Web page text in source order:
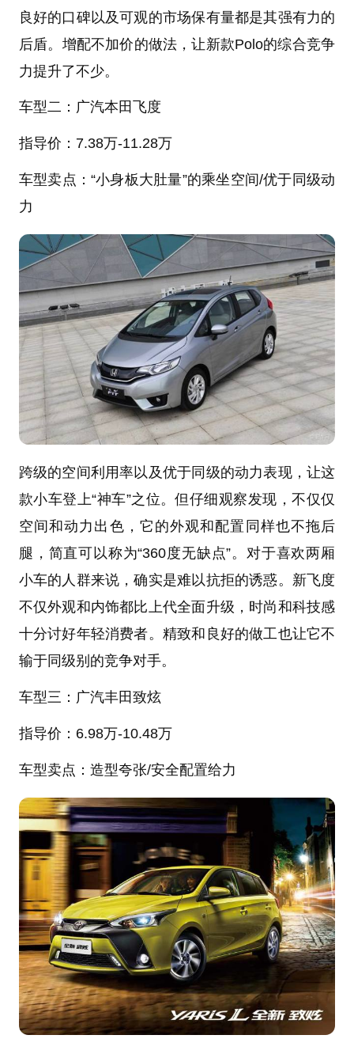
良好的口碑以及可观的市场保有量都是其强有力的
后盾。增配不加价的做法，让新款Polo的综合竞争
力提升了不少。
车型二：广汽本田飞度
指导价： 7.38万-11.28万
车型卖点：“小身板大肚量”的乘坐空间/优于同级动
力
跨级的空间利用率以及优于同级的动力表现，让这
款小车登上“神车”之位。但仔细观察发现，不仅仅
空间和动力出色，它的外观和配置同样也不拖后
腿，简直可以称为“360度无缺点”。对于喜欢两厢
小车的人群来说，确实是难以抗拒的诱惑。新飞度
不仅外观和内饰都比上代全面升级，时尚和科技感
十分讨好年轻消费者。精致和良好的做工也让它不
输于同级别的竞争对手。
车型三：广汽丰田致炫
指导价： 6.98万-10.48万
车型卖点：造型夸张/安全配置给力